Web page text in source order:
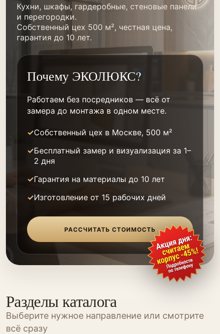
Кухни, шкафы, гардеробные, стеновые панели
и перегородки.
Собственный цех 500 м², честная цена,
гарантия до 10 лет.
Почему ЭКОЛЮКС?
Работаем без посредников — всё от
замера до монтажа в одном месте.
Собственный цех в Москве, 500 м²
Бесплатный замер и визуализация за 1–
2 дня
Гарантия на материалы до 10 лет
Изготовление от 15 рабочих дней
РАССЧИТАТЬ СТОИМОСТЬ
Разделы каталога
Выберите нужное направление или смотрите
всё сразу